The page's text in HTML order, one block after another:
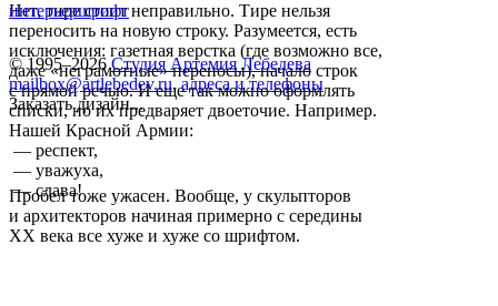
Нет, тире стоит неправильно. Тире нельзя
переносить на новую строку. Разумеется, есть
исключения: газетная верстка (где возможно все,
даже «неграмотные» переносы), начало строк
с прямой речью. И еще так можно оформлять
списки, но их предваряет двоеточие. Например.
Нашей Красной Армии:
— респект,
— уважуха,
— слава!
Пробел тоже ужасен. Вообще, у скульпторов
и архитекторов начиная примерно с середины
XX века все хуже и хуже со шрифтом.
интерьершрифт
© 1995–2026 Студия Артемия Лебедева
mailbox@artlebedev.ru, адреса и телефоны
Заказать дизайн...